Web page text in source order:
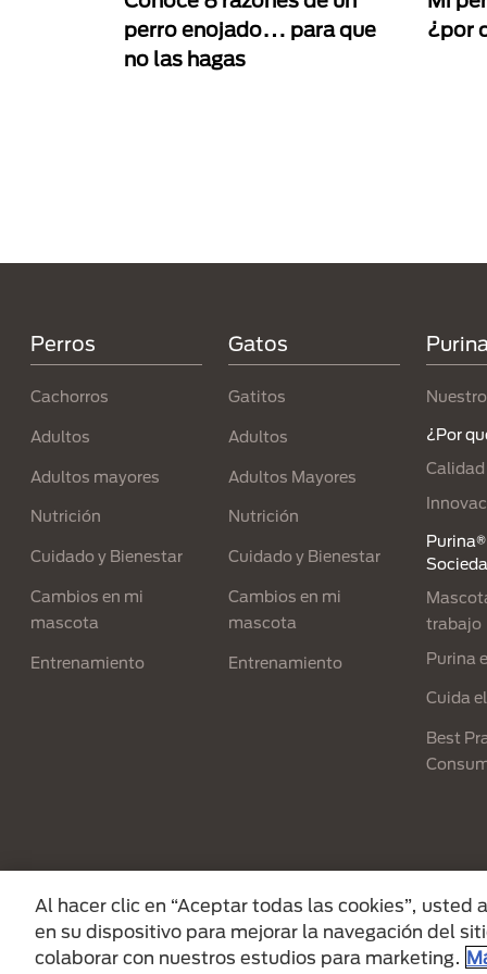
perro enojado… para que
no las hagas
¿por
Perros
Cachorros
Adultos
Adultos mayores
Nutrición
Cuidado y Bienestar
Cambios en mi
mascota
Entrenamiento
Gatos
Gatitos
Adultos
Adultos Mayores
Nutrición
Cuidado y Bienestar
Cambios en mi
mascota
Entrenamiento
¿Por
Calidad
trabajo
Purina
Cuida
Best
Menu Footer Secundario Purina
All Nestlé Purina trademarks owned by
Al hacer clic en “Aceptar todas las cookies”, usted
en su dispositivo para mejorar la navegación del
colaborar con nuestros estudios para marketing.